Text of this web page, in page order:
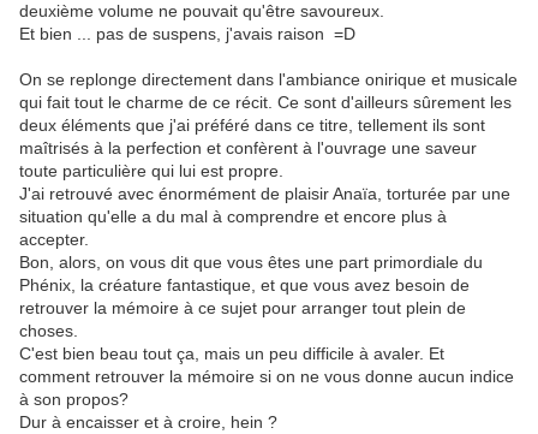
deuxième volume ne pouvait qu'être savoureux.
Et bien ... pas de suspens, j'avais raison =D
On se replonge directement dans l'ambiance onirique et musicale
qui fait tout le charme de ce récit. Ce sont d'ailleurs sûrement les
deux éléments que j'ai préféré dans ce titre, tellement ils sont
maîtrisés à la perfection et confèrent à l'ouvrage une saveur
toute particulière qui lui est propre.
J'ai retrouvé avec énormément de plaisir Anaïa, torturée par une
situation qu'elle a du mal à comprendre et encore plus à
accepter.
Bon, alors, on vous dit que vous êtes une part primordiale du
Phénix, la créature fantastique, et que vous avez besoin de
retrouver la mémoire à ce sujet pour arranger tout plein de
choses.
C'est bien beau tout ça, mais un peu difficile à avaler. Et
comment retrouver la mémoire si on ne vous donne aucun indice
à son propos?
Dur à encaisser et à croire, hein ?